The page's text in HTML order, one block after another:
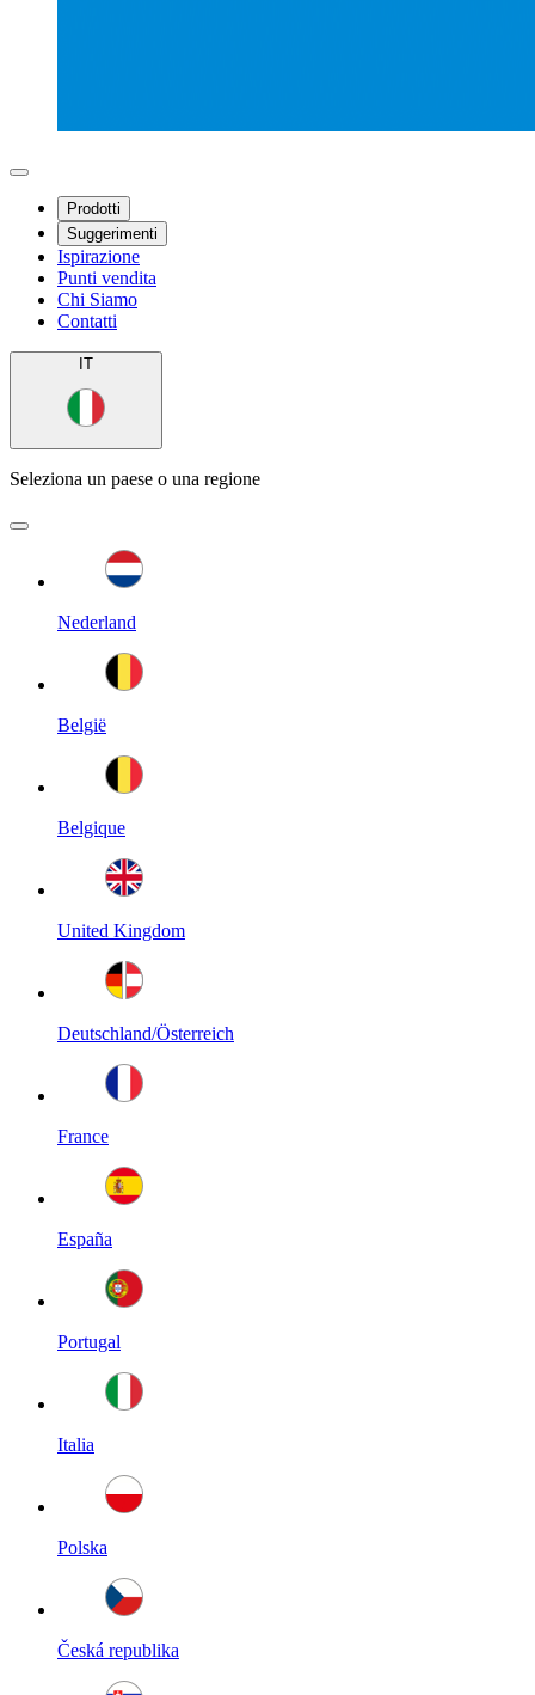
Prodotti
Suggerimenti
Ispirazione
Punti vendita
Chi Siamo
Contatti
IT
Seleziona un paese o una regione
Nederland
België
Belgique
United Kingdom
Deutschland/Österreich
France
España
Portugal
Italia
Polska
Česká republika